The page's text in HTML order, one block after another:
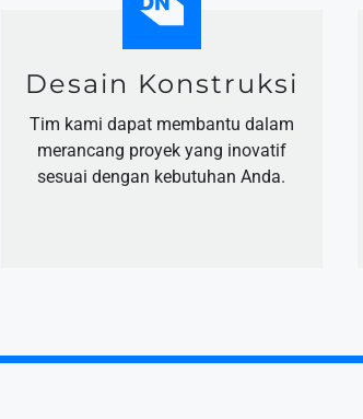
Desain Konstruksi
Tim kami dapat membantu dalam
merancang proyek yang inovatif
sesuai dengan kebutuhan Anda.